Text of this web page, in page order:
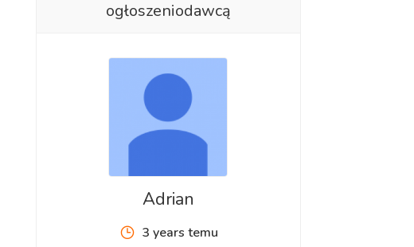
ogłoszeniodawcą
Adrian
3 years temu